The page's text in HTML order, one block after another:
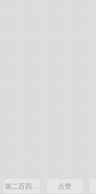
第二百四十八章 长安县
点赞